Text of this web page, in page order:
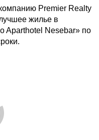
Premier Realty
жилье в
Aparthotel Nesebar» по